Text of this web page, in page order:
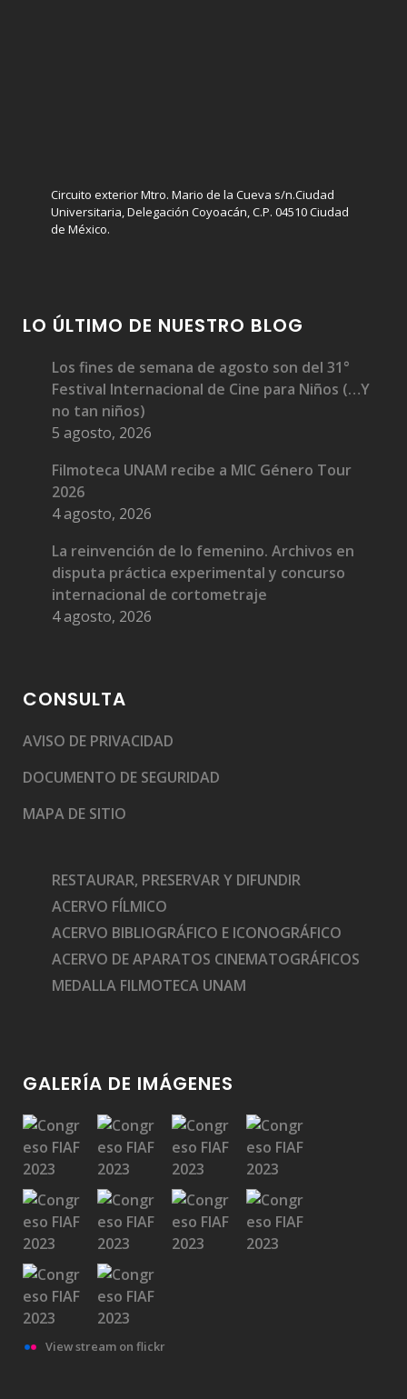
Circuito exterior Mtro. Mario de la Cueva s/n.Ciudad
Universitaria, Delegación Coyoacán, C.P. 04510 Ciudad
de México.
LO ÚLTIMO DE NUESTRO BLOG
Los fines de semana de agosto son del 31°
Festival Internacional de Cine para Niños (…Y
no tan niños)
5 agosto, 2026
Filmoteca UNAM recibe a MIC Género Tour
2026
4 agosto, 2026
La reinvención de lo femenino. Archivos en
disputa práctica experimental y concurso
internacional de cortometraje
4 agosto, 2026
CONSULTA
AVISO DE PRIVACIDAD
DOCUMENTO DE SEGURIDAD
MAPA DE SITIO
RESTAURAR, PRESERVAR Y DIFUNDIR
ACERVO FÍLMICO
ACERVO BIBLIOGRÁFICO E ICONOGRÁFICO
ACERVO DE APARATOS CINEMATOGRÁFICOS
MEDALLA FILMOTECA UNAM
GALERÍA DE IMÁGENES
View stream on flickr